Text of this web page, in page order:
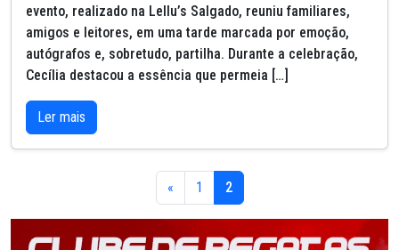
evento, realizado na Lellu’s Salgado, reuniu familiares,
amigos e leitores, em uma tarde marcada por emoção,
autógrafos e, sobretudo, partilha. Durante a celebração,
Cecília destacou a essência que permeia […]
Ler mais
« 1 2